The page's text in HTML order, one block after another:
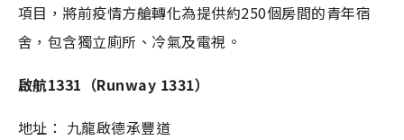
項目，將前疫情方艙轉化為提供約250個房間的青年宿
舍，包含獨立廁所、冷氣及電視。
啟航1331（Runway 1331）
地址： 九龍啟德承豐道